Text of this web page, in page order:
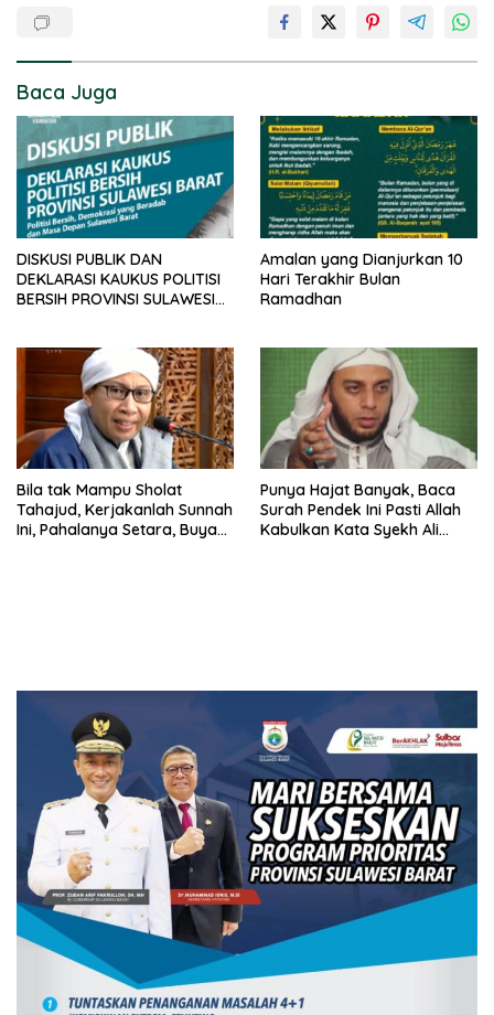
Baca Juga
DISKUSI PUBLIK DAN
DEKLARASI KAUKUS POLITISI
BERSIH PROVINSI SULAWESI
Amalan yang Dianjurkan 10
Hari Terakhir Bulan
Ramadhan
Bila tak Mampu Sholat
Tahajud, Kerjakanlah Sunnah
Ini, Pahalanya Setara, Buya
Punya Hajat Banyak, Baca
Surah Pendek Ini Pasti Allah
Kabulkan Kata Syekh Ali